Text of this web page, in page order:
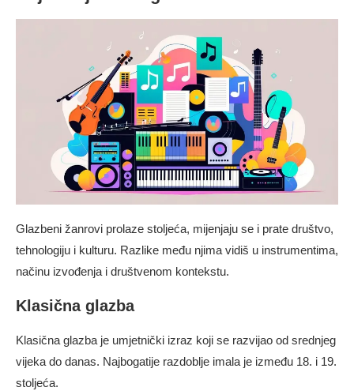
Glazbeni žanrovi prolaze stoljeća, mijenjaju se i prate društvo,
tehnologiju i kulturu. Razlike među njima vidiš u instrumentima,
načinu izvođenja i društvenom kontekstu.
Klasična glazba
Klasična glazba je umjetnički izraz koji se razvijao od srednjeg
vijeka do danas. Najbogatije razdoblje imala je između 18. i 19.
stoljeća.